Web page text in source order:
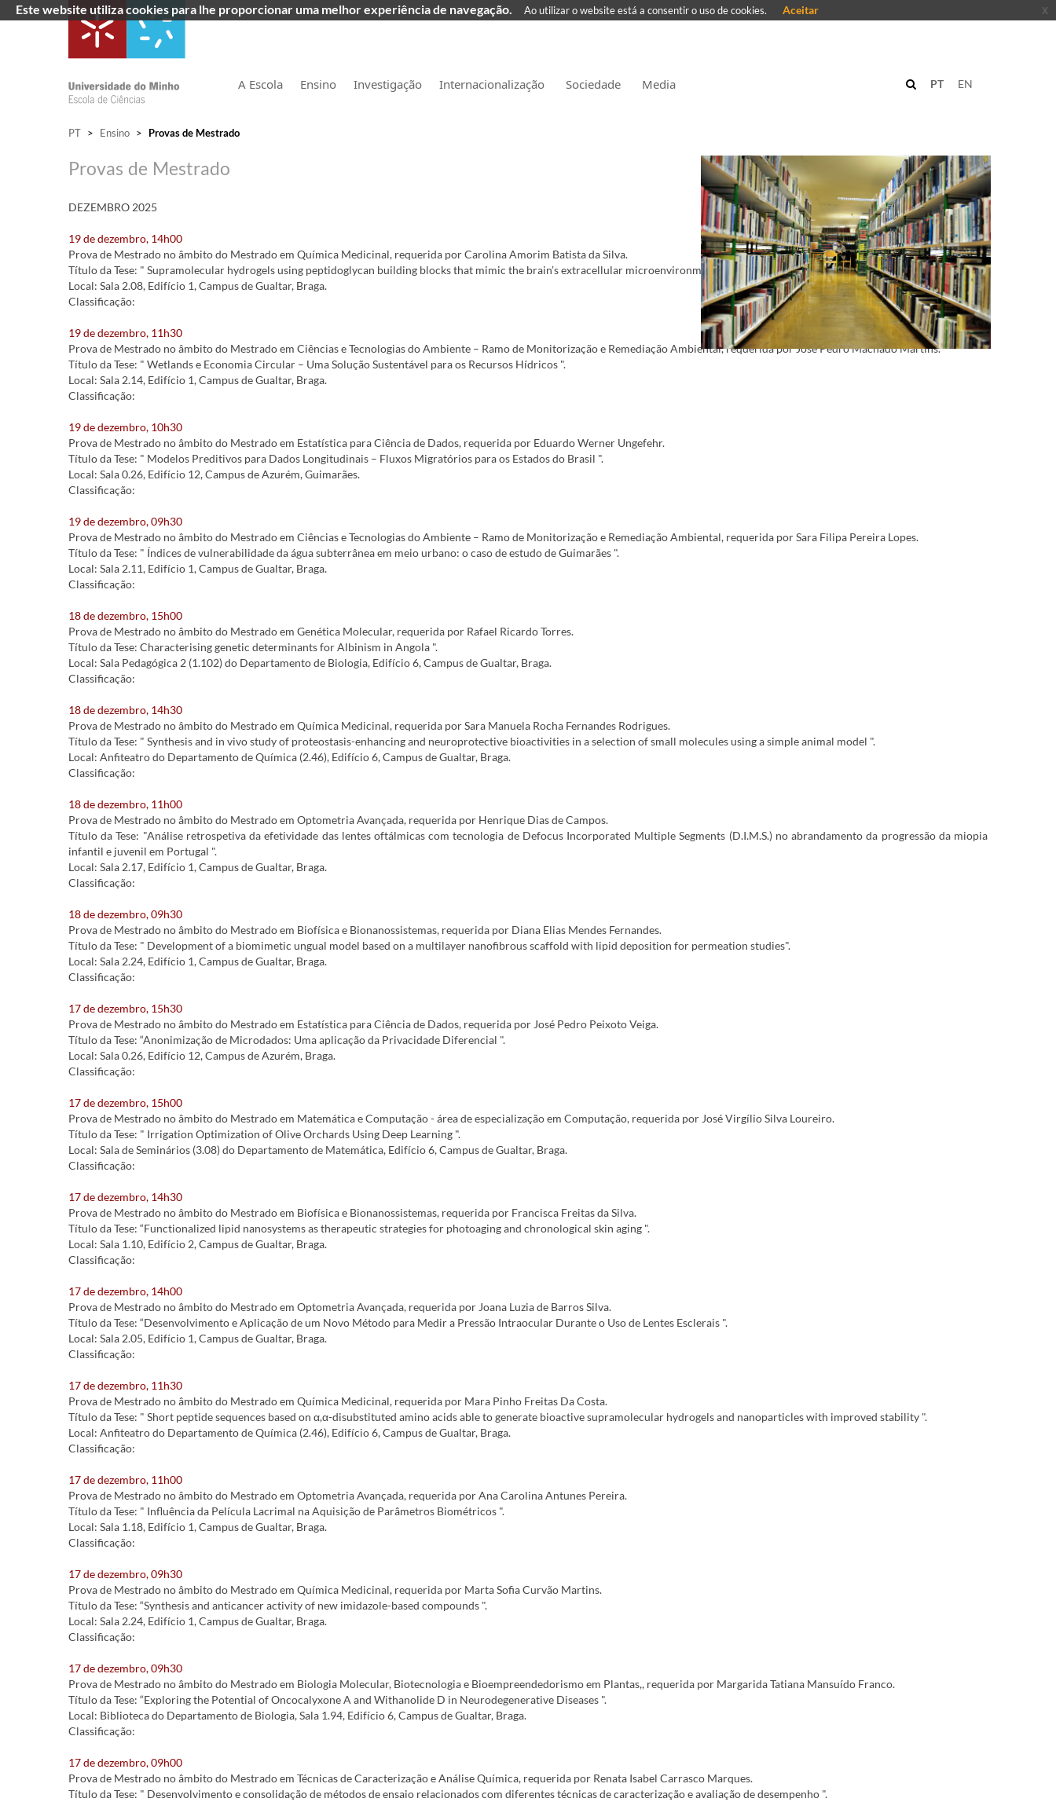
A Escola Ensino Investigação Internacionalização Sociedade Media EN
PT
PT > Ensino > Provas de Mestrado
Provas de Mestrado
DEZEMBRO 2025
19 de dezembro, 14h00
Prova de Mestrado no âmbito do Mestrado em Química Medicinal, requerida por Carolina Amorim Batista da Silva.
Título da Tese: " Supramolecular hydrogels using peptidoglycan building blocks that mimic the brain’s extracellular microenvironment ".
Local: Sala 2.08, Edifício 1, Campus de Gualtar, Braga.
Classificação:
19 de dezembro, 11h30
Prova de Mestrado no âmbito do Mestrado em Ciências e Tecnologias do Ambiente – Ramo de Monitorização e Remediação Ambiental, requerida por José Pedro Machado Martins.
Título da Tese: " Wetlands e Economia Circular – Uma Solução Sustentável para os Recursos Hídricos ".
Local: Sala 2.14, Edifício 1, Campus de Gualtar, Braga.
Classificação:
19 de dezembro, 10h30
Prova de Mestrado no âmbito do Mestrado em Estatística para Ciência de Dados, requerida por Eduardo Werner Ungefehr.
Título da Tese: " Modelos Preditivos para Dados Longitudinais – Fluxos Migratórios para os Estados do Brasil ".
Local: Sala 0.26, Edifício 12, Campus de Azurém, Guimarães.
Classificação:
19 de dezembro, 09h30
Prova de Mestrado no âmbito do Mestrado em Ciências e Tecnologias do Ambiente – Ramo de Monitorização e Remediação Ambiental, requerida por Sara Filipa Pereira Lopes.
Título da Tese: " Índices de vulnerabilidade da água subterrânea em meio urbano: o caso de estudo de Guimarães ".
Local: Sala 2.11, Edifício 1, Campus de Gualtar, Braga.
Classificação:
18 de dezembro, 15h00
Prova de Mestrado no âmbito do Mestrado em Genética Molecular, requerida por Rafael Ricardo Torres.
Título da Tese: Characterising genetic determinants for Albinism in Angola ".
Local: Sala Pedagógica 2 (1.102) do Departamento de Biologia, Edifício 6, Campus de Gualtar, Braga.
Classificação:
18 de dezembro, 14h30
Prova de Mestrado no âmbito do Mestrado em Química Medicinal, requerida por Sara Manuela Rocha Fernandes Rodrigues.
Título da Tese: " Synthesis and in vivo study of proteostasis-enhancing and neuroprotective bioactivities in a selection of small molecules using a simple animal model ".
Local: Anfiteatro do Departamento de Química (2.46), Edifício 6, Campus de Gualtar, Braga.
Classificação:
18 de dezembro, 11h00
Prova de Mestrado no âmbito do Mestrado em Optometria Avançada, requerida por Henrique Dias de Campos.
Título da Tese: "Análise retrospetiva da efetividade das lentes oftálmicas com tecnologia de Defocus Incorporated Multiple Segments (D.I.M.S.) no abrandamento da progressão da miopia
infantil e juvenil em Portugal ".
Local: Sala 2.17, Edifício 1, Campus de Gualtar, Braga.
Classificação:
18 de dezembro, 09h30
Prova de Mestrado no âmbito do Mestrado em Biofísica e Bionanossistemas, requerida por Diana Elias Mendes Fernandes.
Título da Tese: " Development of a biomimetic ungual model based on a multilayer nanofibrous scaffold with lipid deposition for permeation studies".
Local: Sala 2.24, Edifício 1, Campus de Gualtar, Braga.
Classificação:
17 de dezembro, 15h30
Prova de Mestrado no âmbito do Mestrado em Estatística para Ciência de Dados, requerida por José Pedro Peixoto Veiga.
Título da Tese: “Anonimização de Microdados: Uma aplicação da Privacidade Diferencial ".
Local: Sala 0.26, Edifício 12, Campus de Azurém, Braga.
Classificação:
17 de dezembro, 15h00
Prova de Mestrado no âmbito do Mestrado em Matemática e Computação - área de especialização em Computação, requerida por José Virgílio Silva Loureiro.
Título da Tese: " Irrigation Optimization of Olive Orchards Using Deep Learning ".
Local: Sala de Seminários (3.08) do Departamento de Matemática, Edifício 6, Campus de Gualtar, Braga.
Classificação:
17 de dezembro, 14h30
Prova de Mestrado no âmbito do Mestrado em Biofísica e Bionanossistemas, requerida por Francisca Freitas da Silva.
Título da Tese: “Functionalized lipid nanosystems as therapeutic strategies for photoaging and chronological skin aging ".
Local: Sala 1.10, Edifício 2, Campus de Gualtar, Braga.
Classificação:
17 de dezembro, 14h00
Prova de Mestrado no âmbito do Mestrado em Optometria Avançada, requerida por Joana Luzia de Barros Silva.
Título da Tese: “Desenvolvimento e Aplicação de um Novo Método para Medir a Pressão Intraocular Durante o Uso de Lentes Esclerais ".
Local: Sala 2.05, Edifício 1, Campus de Gualtar, Braga.
Classificação:
17 de dezembro, 11h30
Prova de Mestrado no âmbito do Mestrado em Química Medicinal, requerida por Mara Pinho Freitas Da Costa.
Título da Tese: " Short peptide sequences based on α,α-disubstituted amino acids able to generate bioactive supramolecular hydrogels and nanoparticles with improved stability ".
Local: Anfiteatro do Departamento de Química (2.46), Edifício 6, Campus de Gualtar, Braga.
Classificação:
17 de dezembro, 11h00
Prova de Mestrado no âmbito do Mestrado em Optometria Avançada, requerida por Ana Carolina Antunes Pereira.
Título da Tese: " Influência da Película Lacrimal na Aquisição de Parâmetros Biométricos ".
Local: Sala 1.18, Edifício 1, Campus de Gualtar, Braga.
Classificação:
17 de dezembro, 09h30
Prova de Mestrado no âmbito do Mestrado em Química Medicinal, requerida por Marta Sofia Curvão Martins.
Título da Tese: “Synthesis and anticancer activity of new imidazole-based compounds ".
Local: Sala 2.24, Edifício 1, Campus de Gualtar, Braga.
Classificação:
17 de dezembro, 09h30
Prova de Mestrado no âmbito do Mestrado em Biologia Molecular, Biotecnologia e Bioempreendedorismo em Plantas,, requerida por Margarida Tatiana Mansuído Franco.
Título da Tese: “Exploring the Potential of Oncocalyxone A and Withanolide D in Neurodegenerative Diseases ".
Local: Biblioteca do Departamento de Biologia, Sala 1.94, Edifício 6, Campus de Gualtar, Braga.
Classificação:
17 de dezembro, 09h00
Prova de Mestrado no âmbito do Mestrado em Técnicas de Caracterização e Análise Química, requerida por Renata Isabel Carrasco Marques.
Título da Tese: " Desenvolvimento e consolidação de métodos de ensaio relacionados com diferentes técnicas de caracterização e avaliação de desempenho ".
Este website utiliza cookies para lhe proporcionar uma melhor experiência de navegação. Ao utilizar o website está a consentir o uso de cookies. Aceitar x